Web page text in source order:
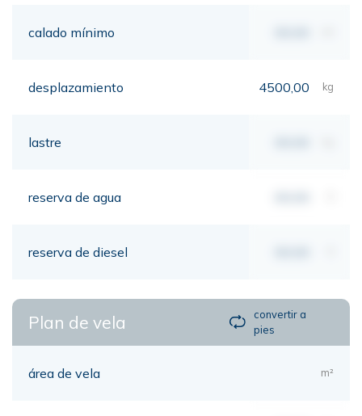
calado mínimo
desplazamiento 4500,00 kg
lastre
reserva de agua
reserva de diesel
Plan de vela
convertir a
pies
área de vela m²